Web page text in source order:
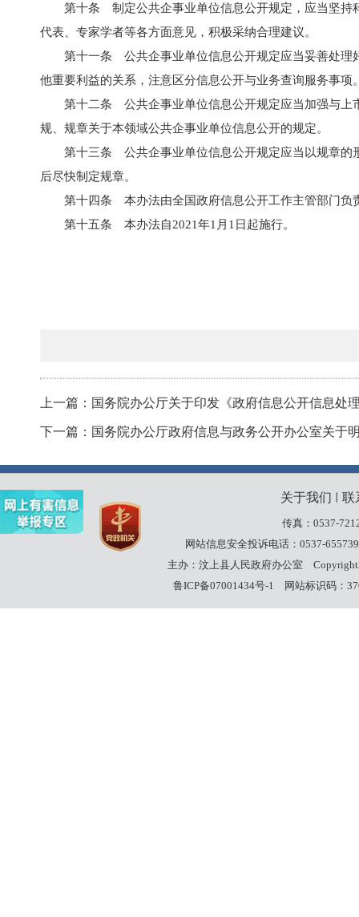
第十条 制定公共企事业单位信息公开规定，应当坚持
代表、专家学者等各方面意见，积极采纳合理建议。
第十一条 公共企事业单位信息公开规定应当妥善处理
他重要利益的关系，注意区分信息公开与业务查询服务事项
第十二条 公共企事业单位信息公开规定应当加强与上
规、规章关于本领域公共企事业单位信息公开的规定。
第十三条 公共企事业单位信息公开规定应当以规章的
后尽快制定规章。
第十四条 本办法由全国政府信息公开工作主管部门负
第十五条 本办法自2021年1月1日起施行。
上一篇：国务院办公厅关于印发《政府信息公开信息处
下一篇：国务院办公厅政府信息与政务公开办公室关于
关于我们 联
传真：0537-
网站信息安全投诉电话：0537-
主办：汶上县人民政府办公室
鲁ICP备07001434号-1
网站标识码：